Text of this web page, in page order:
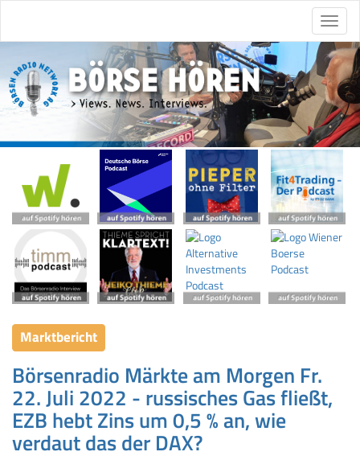
Marktbericht
Börsenradio Märkte am Morgen Fr.
22. Juli 2022 - russisches Gas fließt,
EZB hebt Zins um 0,5 % an, wie
verdaut das der DAX?